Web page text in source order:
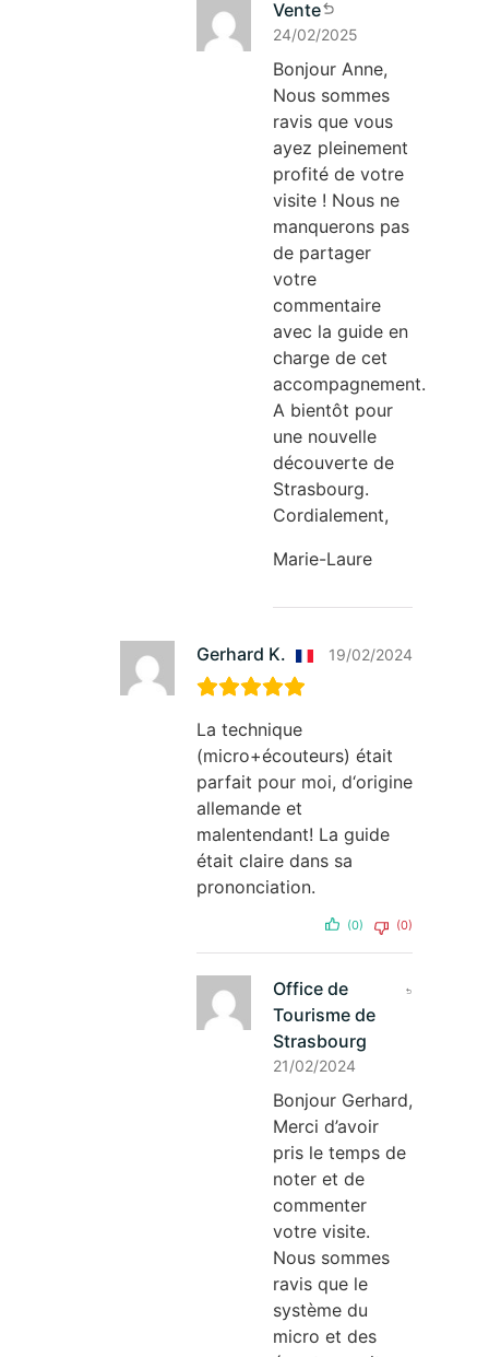
Vente
24/02/2025
Bonjour Anne,
Nous sommes
ravis que vous
ayez pleinement
profité de votre
visite ! Nous ne
manquerons pas
de partager
votre
commentaire
avec la guide en
charge de cet
accompagnement.
A bientôt pour
une nouvelle
découverte de
Strasbourg.
Cordialement,
Marie-Laure
Gerhard K. 19/02/2024
La technique
(micro+écouteurs) était
parfait pour moi, d‘origine
allemande et
malentendant! La guide
était claire dans sa
prononciation.
(0) (0)
Office de
Tourisme de
Strasbourg
21/02/2024
Bonjour Gerhard,
Merci d’avoir
pris le temps de
noter et de
commenter
votre visite.
Nous sommes
ravis que le
système du
micro et des